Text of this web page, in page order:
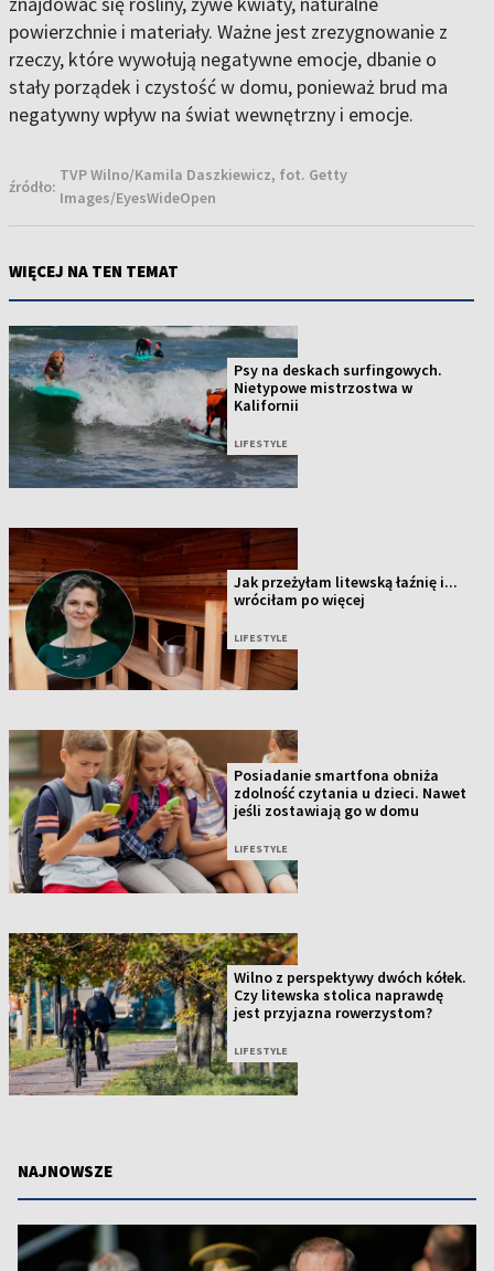
powierzchnie i materiały. Ważne jest zrezygnowanie z
rzeczy, które wywołują negatywne emocje, dbanie o
stały porządek i czystość w domu, ponieważ brud ma
negatywny wpływ na świat wewnętrzny i emocje.
źródło:
TVP Wilno/Kamila Daszkiewicz, fot. Getty
Images/EyesWideOpen
WIĘCEJ NA TEN TEMAT
Psy na deskach surfingowych.
Nietypowe mistrzostwa w
Kalifornii
LIFESTYLE
Jak przeżyłam litewską łaźnię i...
wróciłam po więcej
LIFESTYLE
Posiadanie smartfona obniża
zdolność czytania u dzieci. Nawet
jeśli zostawiają go w domu
LIFESTYLE
Wilno z perspektywy dwóch kółek.
Czy litewska stolica naprawdę
jest przyjazna rowerzystom?
LIFESTYLE
NAJNOWSZE